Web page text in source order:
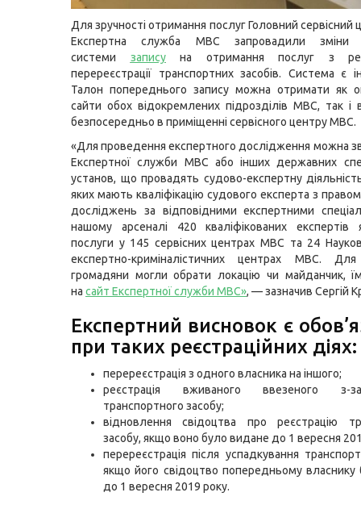
Для зручності отримання послуг Головний
Експертна служба МВС запровадили
системи записуна отримання послуг з
перереєстрації транспортних засобів. Система є
Талон попереднього запису можна отримати як
сайти обох відокремлених підрозділів МВС, так і
безпосередньо в приміщенні сервісного центру МВС.
«Для проведення експертного дослідження можна
Експертної служби МВС або інших державних
установ, що провадять судово-експертну
яких мають кваліфікацію судового експерта з
досліджень за відповідними експертними
нашому арсеналі 420 кваліфікованих експертів
послуги у 145 сервісних центрах МВС та 24
експертно-криміналістичних центрах МВС.
громадяни могли обрати локацію чи майданчик,
на сайт Експертної служби МВС», — зазначив Сергій
Експертний висновок є
при таких реєстраційних діях:
перереєстрація з одного власника на іншого;
реєстрація вживаного ввезеного з-
транспортного засобу;
відновлення свідоцтва про реєстрацію
засобу, якщо воно було видане до 1 вересня
перереєстрація після успадкування
якщо його свідоцтво попередньому
до 1 вересня 2019 року.